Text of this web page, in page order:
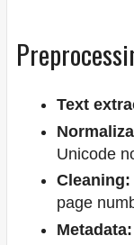
Text
Unicode
Cleaning:
page
Metadata: